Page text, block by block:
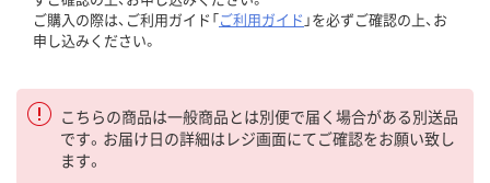
ご購入の際は、ご利用ガイド「ご利用ガイド 」を必ずご確認の上、お
申し込みください。
こちらの商品は一般商品とは別便で届く場合がある別送品
です。お届け日の詳細はレジ画面にてご確認をお願い致し
ます。